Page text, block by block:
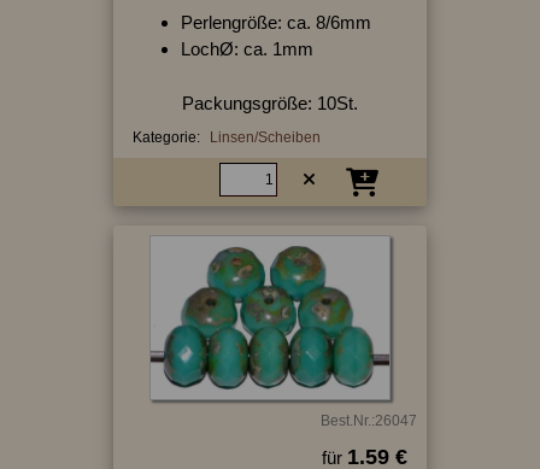
Perlengröße: ca. 8/6mm
LochØ: ca. 1mm
Packungsgröße: 10St.
Kategorie: Linsen/Scheiben
Best.Nr.:26047
für 1.59 €